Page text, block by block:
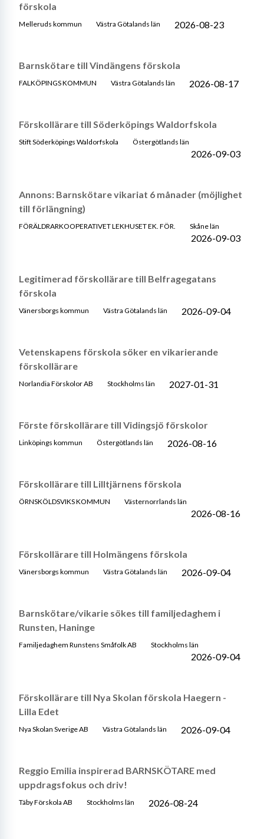
förskola
Melleruds kommun Västra Götalands län 2026-08-23
Barnskötare till Vindängens förskola
FALKÖPINGS KOMMUN Västra Götalands län 2026-08-17
Förskollärare till Söderköpings Waldorfskola
Stift Söderköpings Waldorfskola Östergötlands län
2026-09-03
Annons: Barnskötare vikariat 6 månader (möjlighet
till förlängning)
FÖRÄLDRARKOOPERATIVET LEKHUSET EK. FÖR. Skåne län
2026-09-03
Legitimerad förskollärare till Belfragegatans
förskola
Vänersborgs kommun Västra Götalands län 2026-09-04
Vetenskapens förskola söker en vikarierande
förskollärare
Norlandia Förskolor AB Stockholms län 2027-01-31
Förste förskollärare till Vidingsjö förskolor
Linköpings kommun Östergötlands län 2026-08-16
Förskollärare till Lilltjärnens förskola
ÖRNSKÖLDSVIKS KOMMUN Västernorrlands län
2026-08-16
Förskollärare till Holmängens förskola
Vänersborgs kommun Västra Götalands län 2026-09-04
Barnskötare/vikarie sökes till familjedaghem i
Runsten, Haninge
Familjedaghem Runstens Småfolk AB Stockholms län
2026-09-04
Förskollärare till Nya Skolan förskola Haegern -
Lilla Edet
Nya Skolan Sverige AB Västra Götalands län 2026-09-04
Reggio Emilia inspirerad BARNSKÖTARE med
uppdragsfokus och driv!
Täby Förskola AB Stockholms län 2026-08-24